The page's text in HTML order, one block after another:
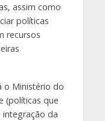
assim como
políticas
recursos
o Ministério do
(políticas que
integração da